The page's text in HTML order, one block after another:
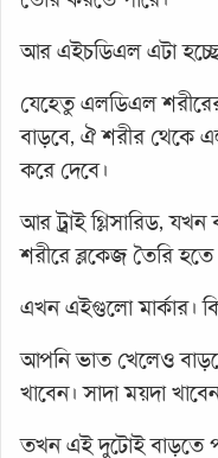
আর এইচডিএল এটা
যেহেতু এলডিএল
বাড়বে, ঐ শরীর থেকে
করে দেবে।
আর ট্রাই গ্লিসারিড,
শরীরে ব্লকেজ তৈরি হতে
এখন এইগুলো মার্কার।
আপনি ভাত খেলেও
খাবেন। সাদা ময়দা
তখন এই দুটোই বাড়তে